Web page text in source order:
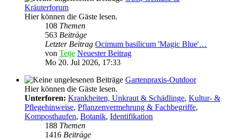
Kräuterforum
Hier können die Gäste lesen.
108 Themen
563 Beiträge
Letzter Beitrag Ocimum basilicum 'Magic Blue'…
von Tetje Neuester Beitrag
Mo 20. Jul 2026, 17:33
Gartenpraxis-Outdoor
Hier können die Gäste lesen.
Unterforen: Krankheiten, Unkraut & Schädlinge, Kultur- &
Pflegehinweise, Pflanzenvermehrung & Fachbegriffe,
Komposthaufen, Botanik, Identifikation
188 Themen
1416 Beiträge